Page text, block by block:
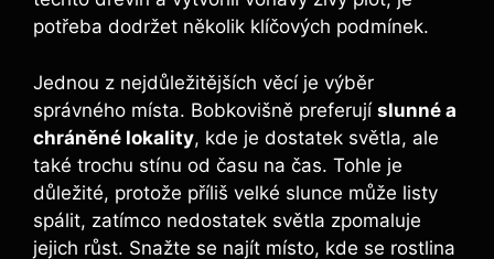
potřeba dodržet několik klíčových podmínek.
Jednou z nejdůležitějších věcí je výběr
správného místa. Bobkovišně preferují slunné a
chráněné lokality, kde je dostatek světla, ale
také trochu stínu od času na čas. Tohle je
důležité, protože příliš velké slunce může listy
spálit, zatímco nedostatek světla zpomaluje
jejich růst. Snažte se najít místo, kde se rostlina